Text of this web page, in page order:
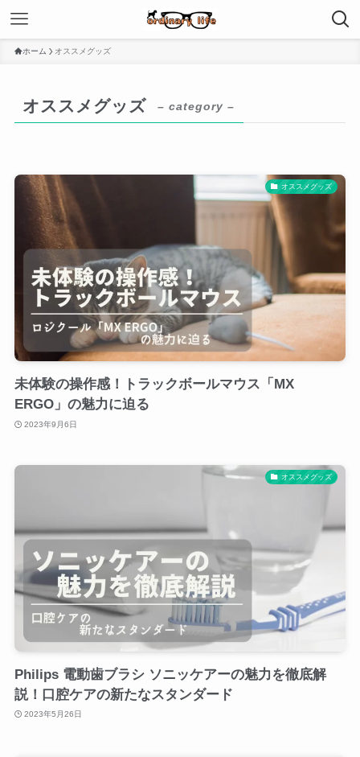
ホーム オススメグッズ
オススメグッズ – category –
オススメグッズ
未体験の操作感！トラックボールマウス「MX
ERGO」の魅力に迫る
2023年9月6日
オススメグッズ
Philips 電動歯ブラシ ソニッケアーの魅力を徹底解
説！口腔ケアの新たなスタンダード
2023年5月26日